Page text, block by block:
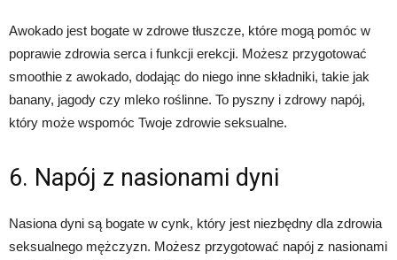
Awokado jest bogate w zdrowe tłuszcze, które mogą pomóc w
poprawie zdrowia serca i funkcji erekcji. Możesz przygotować
smoothie z awokado, dodając do niego inne składniki, takie jak
banany, jagody czy mleko roślinne. To pyszny i zdrowy napój,
który może wspomóc Twoje zdrowie seksualne.
6. Napój z nasionami dyni
Nasiona dyni są bogate w cynk, który jest niezbędny dla zdrowia
seksualnego mężczyzn. Możesz przygotować napój z nasionami